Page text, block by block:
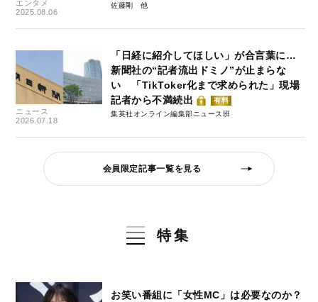
エンタメ
2025.08.06
佐藤剛
ニュース
2026.07.18
「日経に紹介してほしい」が合言葉に…
新聞社の“記者流出ドミノ”が止まらな
い 「TikToker化まで求められた」現場
記者から不満続出
有料
集英社オンライン編集部ニュース班
会員限定記事一覧を見る
特集
お笑い番組に「女性MC」は必要なのか？